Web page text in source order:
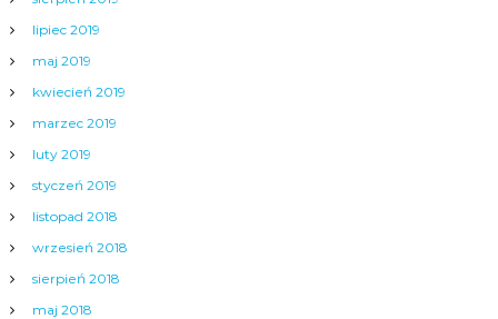
lipiec 2019
maj 2019
kwiecień 2019
marzec 2019
luty 2019
styczeń 2019
listopad 2018
wrzesień 2018
sierpień 2018
maj 2018